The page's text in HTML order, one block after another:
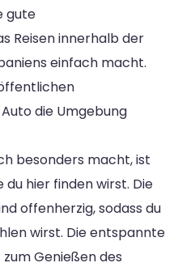
gute
Reisen innerhalb der
einfach macht.
die Umgebung
besonders macht, ist
du hier finden wirst. Die
offenherzig, sodass du
wirst. Die entspannte
Genießen des